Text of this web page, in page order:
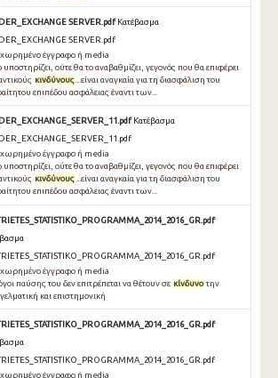
SERVER.pdf Κατέβασμα
SERVER.pdf
έγγραφο ή media
υποστηρίζει, ούτε θα το αναβαθμίζει, γεγονός που θα επιφέρει
κινδύνους ...είναι αναγκαία για τη διασφάλιση του
επιπέδου ασφάλειας έναντι των...
Κατέβασμα
έγγραφο ή media
υποστηρίζει, ούτε θα το αναβαθμίζει, γεγονός που θα επιφέρει
κινδύνους...είναι αναγκαία για τη διασφάλιση του
επιπέδου ασφάλειας έναντι των...
έγγραφο ή media
παύσης του δεν επιτρέπεται να θέτουν σε κίνδυνοτην
και επιστημονική
έγγραφο ή media